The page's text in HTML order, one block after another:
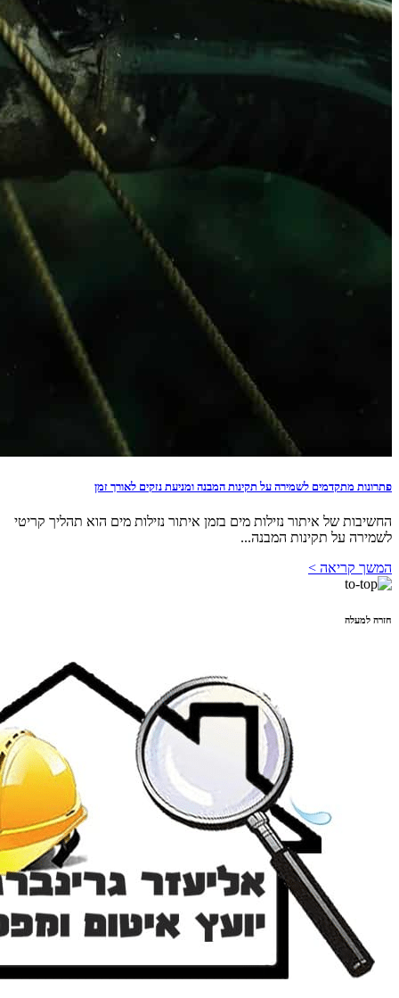
פתרונות מתקדמים לשמירה על תקינות המבנה ומניעת נזקים לאורך זמן
החשיבות של איתור נזילות מים בזמן איתור נזילות מים הוא תהליך קריטי
לשמירה על תקינות המבנה...
המשך קריאה >
חזרה למעלה